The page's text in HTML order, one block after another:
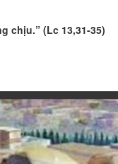
chịu.” (Lc 13,31-35)